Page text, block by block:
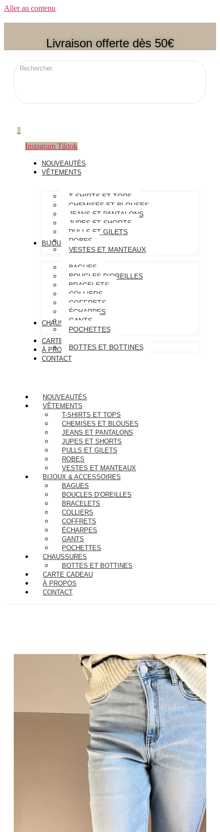
Aller au contenu
Livraison offerte dès 50€
0
Instagram Tiktok
NOUVEAUTÉS
VÊTEMENTS
T-SHIRTS ET TOPS
CHEMISES ET BLOUSES
JEANS ET PANTALONS
JUPES ET SHORTS
PULLS ET GILETS
ROBES
VESTES ET MANTEAUX
BIJOUX & ACCESSOIRES
BAGUES
BOUCLES D’OREILLES
BRACELETS
COLLIERS
COFFRETS
ÉCHARPES
GANTS
POCHETTES
CHAUSSURES
BOTTES ET BOTTINES
CARTE CADEAU
À PROPOS
CONTACT
NOUVEAUTÉS
VÊTEMENTS
T-SHIRTS ET TOPS
CHEMISES ET BLOUSES
JEANS ET PANTALONS
JUPES ET SHORTS
PULLS ET GILETS
ROBES
VESTES ET MANTEAUX
BIJOUX & ACCESSOIRES
BAGUES
BOUCLES D’OREILLES
BRACELETS
COLLIERS
COFFRETS
ÉCHARPES
GANTS
POCHETTES
CHAUSSURES
BOTTES ET BOTTINES
CARTE CADEAU
À PROPOS
CONTACT